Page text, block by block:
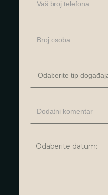
Odaberite datum: